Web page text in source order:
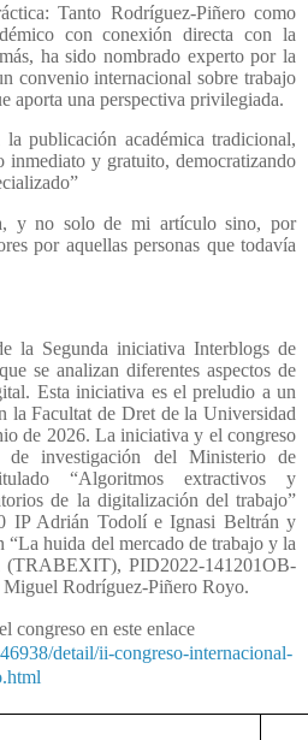
Tanto Rodríguez-Piñero como
con conexión directa con la
ha sido nombrado experto por la
convenio internacional sobre trabajo
aporta una perspectiva privilegiada.
publicación académica tradicional,
inmediato y gratuito, democratizando
y no solo de mi artículo sino, por
por aquellas personas que todavía
la Segunda iniciativa Interblogs de
se analizan diferentes aspectos de
Esta iniciativa es el preludio a un
la Facultat de Dret de la Universidad
de 2026. La iniciativa y el congreso
de investigación del Ministerio de
“Algoritmos extractivos y
de la digitalización del trabajo”
IP Adrián Todolí e Ignasi Beltrán y
“La huida del mercado de trabajo y la
(TRABEXIT), PID2022-141201OB-
Rodríguez-Piñero Royo.
congreso en este enlace
detail/ii-congreso-internacional-